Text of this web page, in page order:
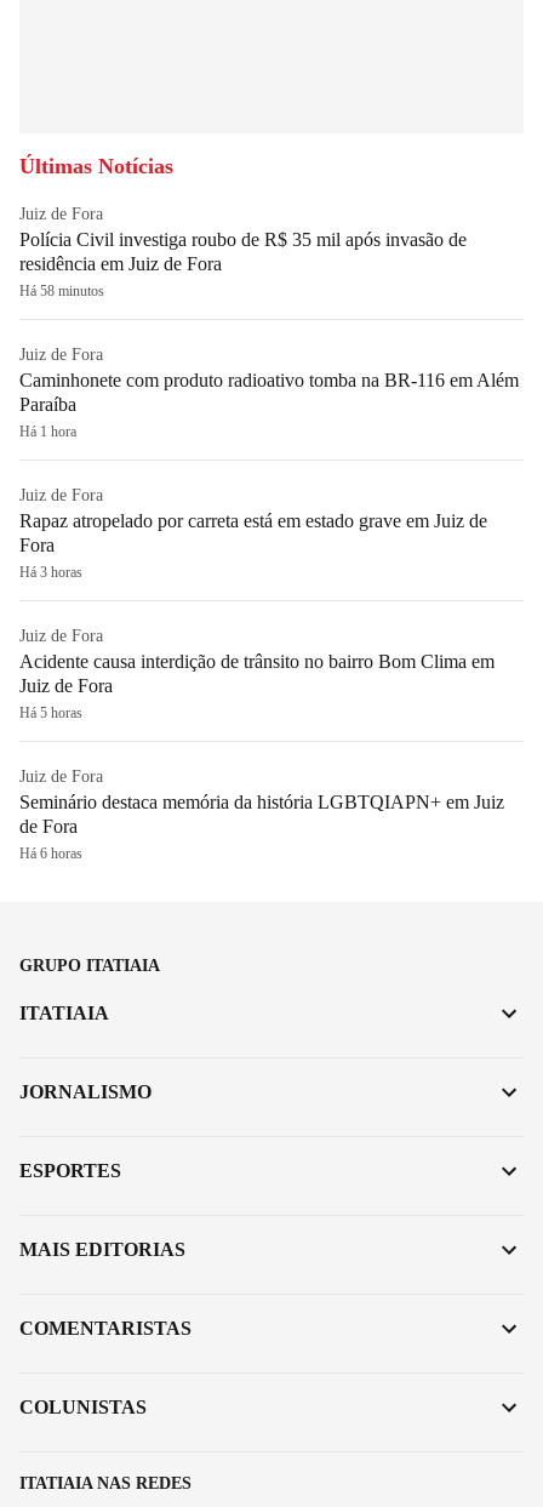
Últimas Notícias
Juiz de Fora
Polícia Civil investiga roubo de R$ 35 mil após invasão de
residência em Juiz de Fora
Há 58 minutos
Juiz de Fora
Caminhonete com produto radioativo tomba na BR-116 em Além
Paraíba
Há 1 hora
Juiz de Fora
Rapaz atropelado por carreta está em estado grave em Juiz de
Fora
Há 3 horas
Juiz de Fora
Acidente causa interdição de trânsito no bairro Bom Clima em
Juiz de Fora
Há 5 horas
Juiz de Fora
Seminário destaca memória da história LGBTQIAPN+ em Juiz
de Fora
Há 6 horas
GRUPO ITATIAIA
ITATIAIA NAS REDES
ITATIAIA
JORNALISMO
ESPORTES
MAIS EDITORIAS
COMENTARISTAS
COLUNISTAS